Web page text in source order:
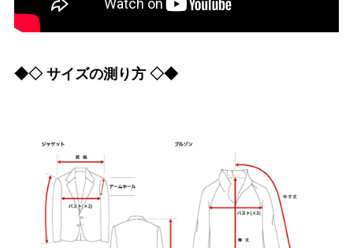
◆◇ サイズの測り方 ◇◆